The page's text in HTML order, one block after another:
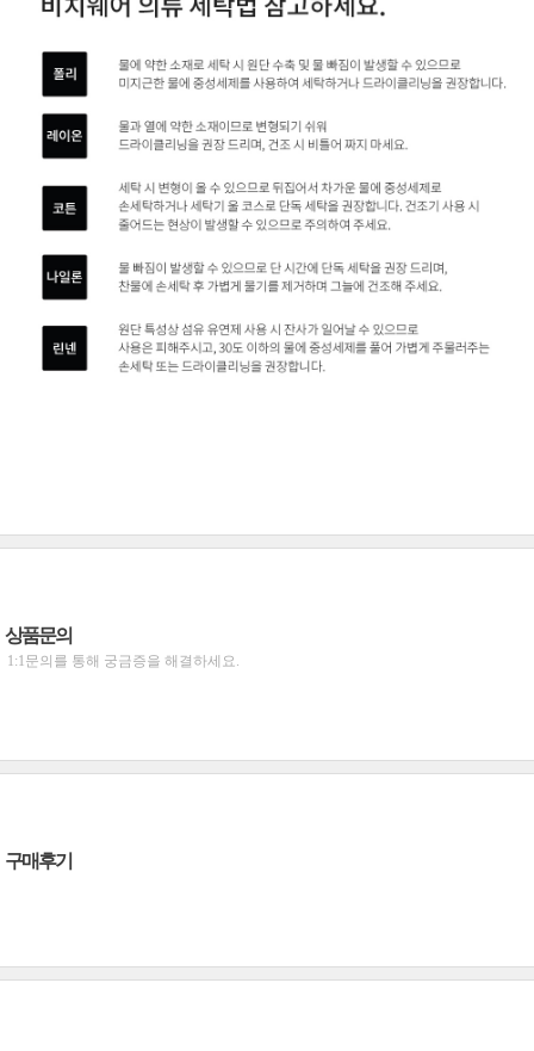
상품문의
1:1문의를 통해 궁금증을 해결하세요.
구매후기